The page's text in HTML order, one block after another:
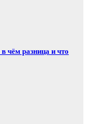
чём разница и что